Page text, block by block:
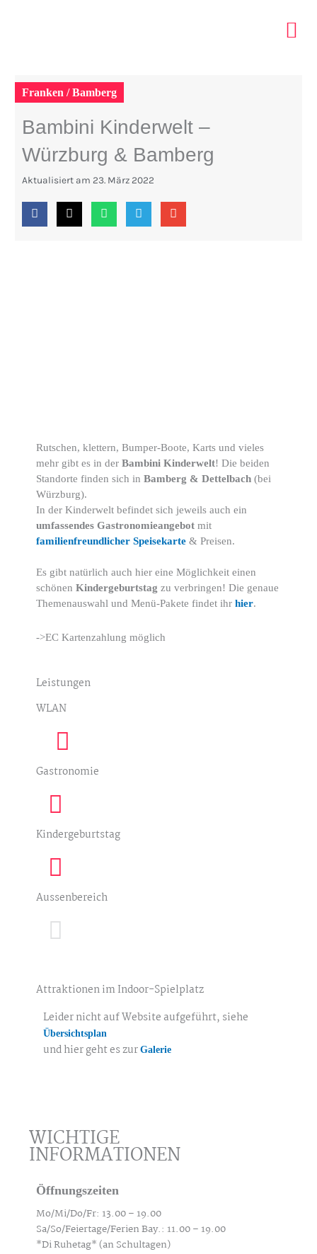
Franken / Bamberg
Bambini Kinderwelt –
Würzburg & Bamberg
Aktualisiert am 23. März 2022
Rutschen, klettern, Bumper-Boote, Karts und vieles
mehr gibt es in derBambini Kinderwelt! Die beiden
Standorte finden sich inBamberg & Dettelbach(bei
Würzburg).
In der Kinderwelt befindet sich jeweils auch ein
umfassendes Gastronomieangebot mit
familienfreundlicher Speisekarte & Preisen.
Es gibt natürlich auch hier eine Möglichkeit einen
schönenKindergeburtstag zu verbringen! Die genaue
Themenauswahl und Menü-Pakete findet ihrhier.
->EC Kartenzahlung möglich
Leistungen
WLAN
Gastronomie
Kindergeburtstag
Aussenbereich
Attraktionen im Indoor-Spielplatz
Leider nicht auf Website aufgeführt, siehe
Übersichtsplan
und hier geht es zurGalerie
WICHTIGE
INFORMATIONEN
Öffnungszeiten
Mo/Mi/Do/Fr: 13.00 – 19.00
Sa/So/Feiertage/Ferien Bay.: 11.00 – 19.00
*Di Ruhetag* (an Schultagen)